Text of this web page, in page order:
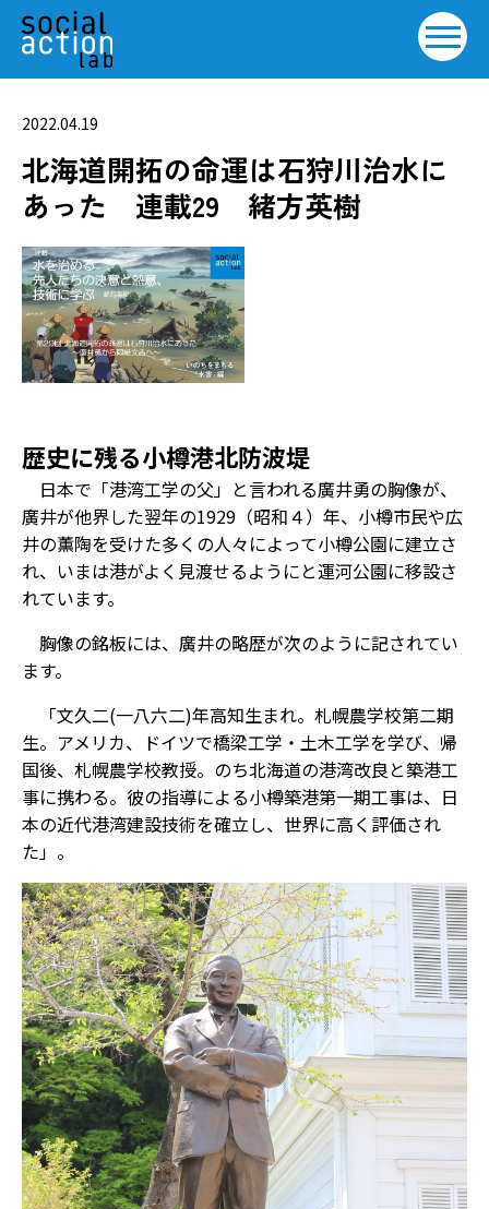
2022.04.19
北海道開拓の命運は石狩川治水に
あった 連載29 緒方英樹
歴史に残る小樽港北防波堤
日本で「港湾工学の父」と言われる廣井勇の胸像が、
廣井が他界した翌年の1929（昭和４）年、小樽市民や広
井の薫陶を受けた多くの人々によって小樽公園に建立さ
れ、いまは港がよく見渡せるようにと運河公園に移設さ
れています。
胸像の銘板には、廣井の略歴が次のように記されてい
ます。
「文久二(一八六二)年高知生まれ。札幌農学校第二期
生。アメリカ、ドイツで橋梁工学・土木工学を学び、帰
国後、札幌農学校教授。のち北海道の港湾改良と築港工
事に携わる。彼の指導による小樽築港第一期工事は、日
本の近代港湾建設技術を確立し、世界に高く評価され
た」。